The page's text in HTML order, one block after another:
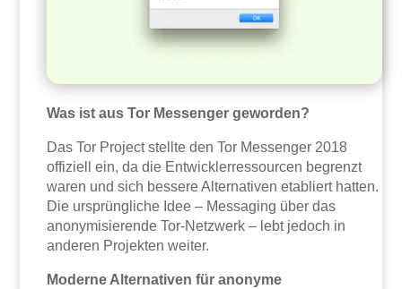
Was ist aus Tor Messenger geworden?
Das Tor Project stellte den Tor Messenger 2018
offiziell ein, da die Entwicklerressourcen begrenzt
waren und sich bessere Alternativen etabliert hatten.
Die ursprüngliche Idee – Messaging über das
anonymisierende Tor-Netzwerk – lebt jedoch in
anderen Projekten weiter.
Moderne Alternativen für anonyme